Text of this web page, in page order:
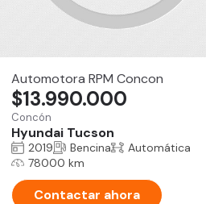
Automotora RPM Concon
Concón
Hyundai Tucson
$13.990.000
2019 Bencina
Automática
78000 km
Contactar ahora